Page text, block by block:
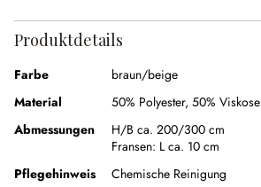
Produktdetails
Farbe
braun/beige
Material
50% Polyester, 50% Viskose
Abmessungen
H/B ca. 200/300 cm
Fransen: L ca. 10 cm
Pflegehinweis
Chemische Reinigung